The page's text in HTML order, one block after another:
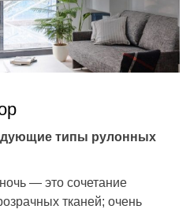
типы рулонных
— это сочетание
тканей; очень